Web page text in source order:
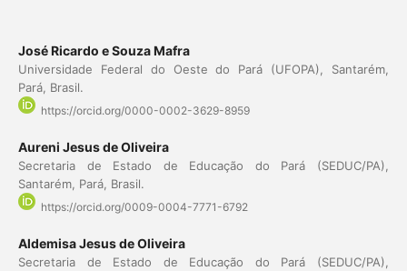
José Ricardo e Souza Mafra
Universidade Federal do Oeste do Pará (UFOPA), Santarém,
Pará, Brasil.
https://orcid.org/0000-0002-3629-8959
Aureni Jesus de Oliveira
Secretaria de Estado de Educação do Pará (SEDUC/PA),
Santarém, Pará, Brasil.
https://orcid.org/0009-0004-7771-6792
Aldemisa Jesus de Oliveira
Secretaria de Estado de Educação do Pará (SEDUC/PA),